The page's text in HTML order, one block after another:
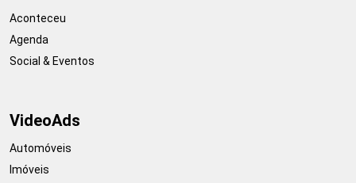
Aconteceu
Agenda
Social & Eventos
VideoAds
Automóveis
Imóveis